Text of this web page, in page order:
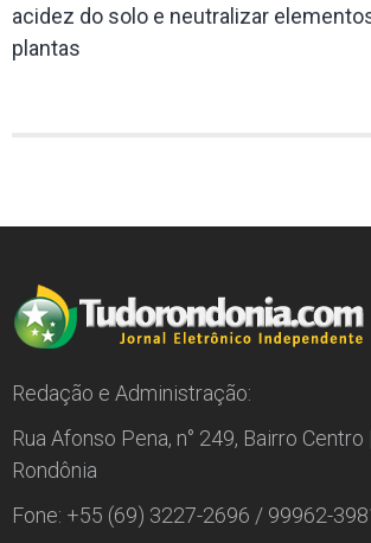
acidez do solo e neutralizar
plantas
Redação e Administração:
Rua Afonso Pena, n° 249, Bairro
Rondônia
Fone: +55 (69) 3227-2696 / 99962-